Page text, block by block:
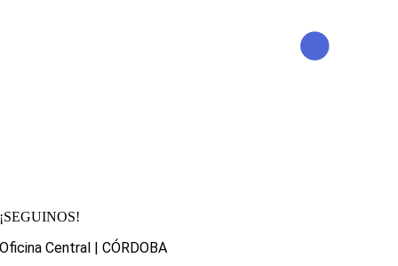
¡SEGUINOS!
Oficina Central | CÓRDOBA